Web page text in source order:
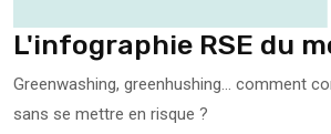
L'infographie RSE du
Greenwashing, greenhushing… comment
sans se mettre en risque ?